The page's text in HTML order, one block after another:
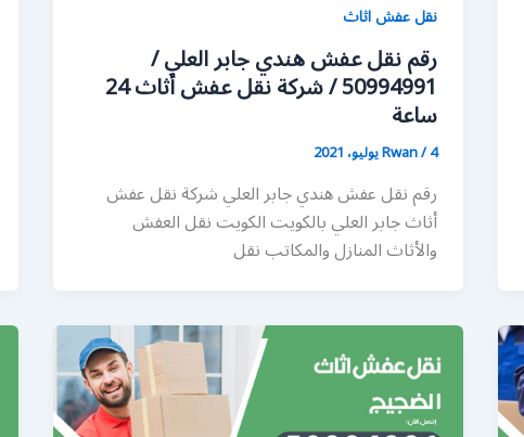
نقل عفش اثاث
رقم نقل عفش هندي جابر العلي /
50994991 / شركة نقل عفش أثاث 24
ساعة
Rwan/4 يوليو، 2021
رقم نقل عفش هندي جابر العلي شركة نقل عفش
أثاث جابر العلي بالكويت الكويت نقل العفش
والأثاث المنازل والمكاتب نقل